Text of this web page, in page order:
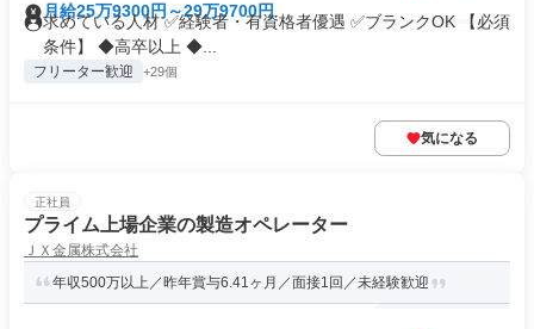
月給25万9300円～29万9700円
求めている人材 ✅経験者・有資格者優遇 ✅ブランクOK 【必須
条件】 ◆高卒以上 ◆...
フリーター歓迎 +29個
気になる
正社員
プライム上場企業の製造オペレーター
ＪＸ金属株式会社
年収500万以上／昨年賞与6.41ヶ月／面接1回／未経験歓迎